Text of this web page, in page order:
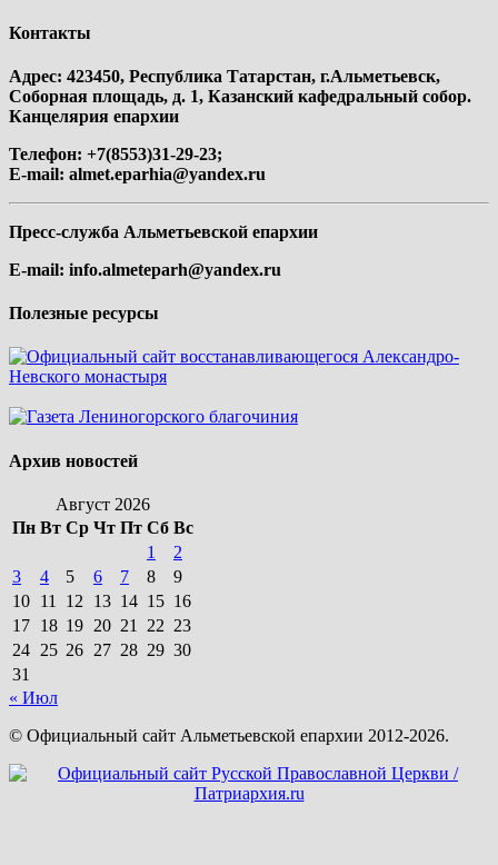
Контакты
Адрес: 423450, Республика Татарстан, г.Альметьевск,
Соборная площадь, д. 1, Казанский кафедральный собор.
Канцелярия епархии
Телефон: +7(8553)31-29-23;
E-mail: almet.eparhia@yandex.ru
Пресс-служба Альметьевской епархии
E-mail: info.almeteparh@yandex.ru
Полезные ресурсы
Архив новостей
Август 2026
Пн Вт Ср Чт Пт Сб Вс
1
2
3
4 5 6 7 8
9
10 11 12 13 14 15 16
17 18 19 20 21 22 23
24 25 26 27 28 29 30
31
« Июл
© Официальный сайт Альметьевской епархии 2012-2026.